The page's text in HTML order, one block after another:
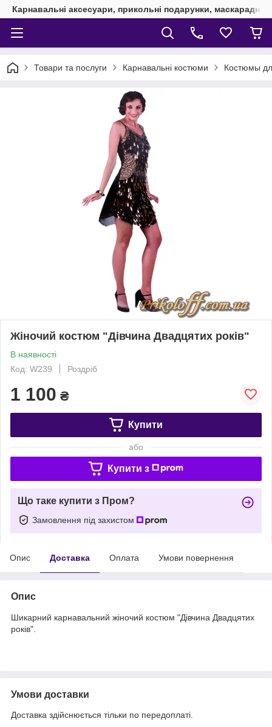
Карнавальні аксесуари, прикольні подарунки, маскарадні
Товари та послуги Карнавальні костюми Костюмы
Жіночий костюм "Дівчина Двадцятих років"
В наявності
Код: W239
Роздріб
1 100 ₴
Купити
або
Купити з
Що таке купити з Пром?
Замовлення під захистом
Опис Доставка Оплата Умови повернення
Опис
Шикарний карнавальний жіночий костюм "Дівчина Двадцятих
років".
Умови доставки
Доставка здійснюється тільки по передоплаті.